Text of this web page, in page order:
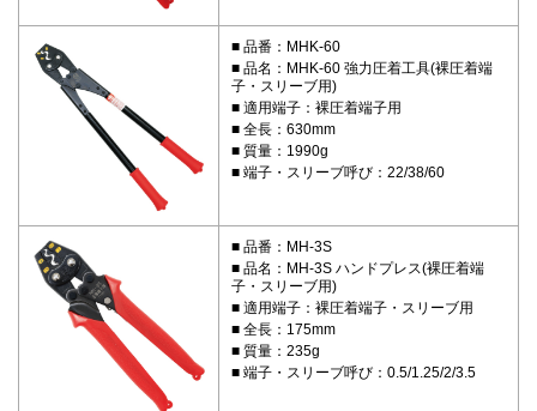
品番：MHK-60
品名：MHK-60 強力圧着工具(裸圧着端
子・スリーブ用)
適用端子：裸圧着端子用
全長：630mm
質量：1990g
端子・スリーブ呼び：22/38/60
品番：MH-3S
品名：MH-3S ハンドプレス(裸圧着端
子・スリーブ用)
適用端子：裸圧着端子・スリーブ用
全長：175mm
質量：235g
端子・スリーブ呼び：0.5/1.25/2/3.5